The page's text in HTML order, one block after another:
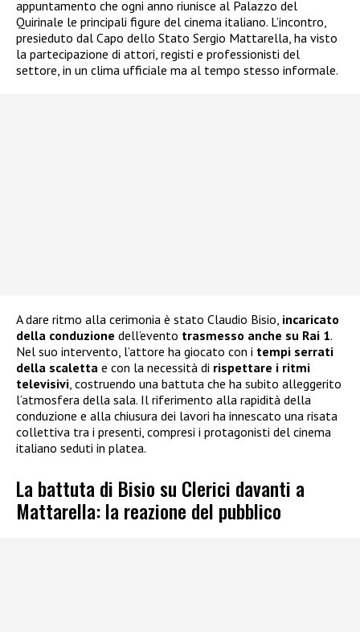
appuntamento che ogni anno riunisce al Palazzo del
Quirinale le principali figure del cinema italiano. L’incontro,
presieduto dal Capo dello Stato Sergio Mattarella, ha visto
la partecipazione di attori, registi e professionisti del
settore, in un clima ufficiale ma al tempo stesso informale.
A dare ritmo alla cerimonia è stato Claudio Bisio, incaricato
della conduzione dell’evento trasmesso anche su Rai 1.
Nel suo intervento, l’attore ha giocato con i tempi serrati
della scaletta e con la necessità di rispettare i ritmi
televisivi , costruendo una battuta che ha subito alleggerito
l’atmosfera della sala. Il riferimento alla rapidità della
conduzione e alla chiusura dei lavori ha innescato una risata
collettiva tra i presenti, compresi i protagonisti del cinema
italiano seduti in platea.
La battuta di Bisio su Clerici davanti a
Mattarella: la reazione del pubblico